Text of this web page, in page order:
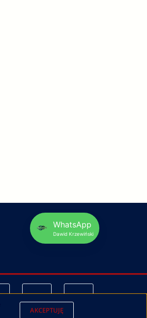
WhatsApp
Dawid Krzewiński
AKCEPTUJĘ